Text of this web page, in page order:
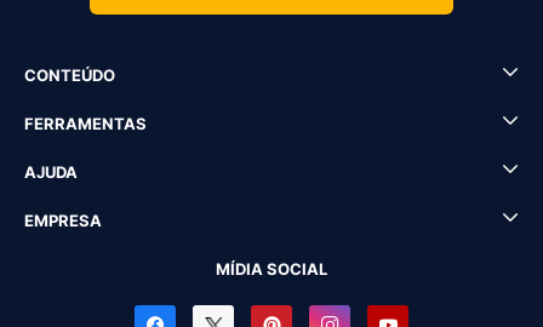
CONTEÚDO
FERRAMENTAS
AJUDA
EMPRESA
MÍDIA SOCIAL